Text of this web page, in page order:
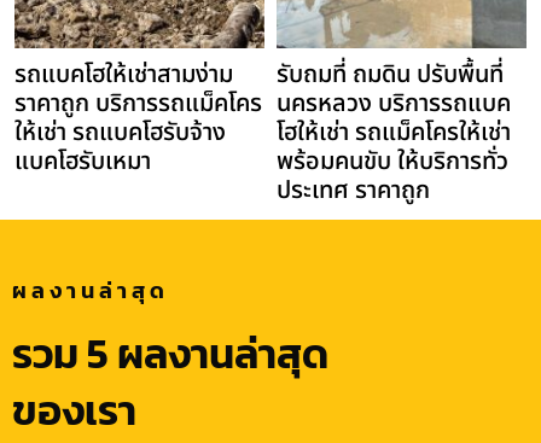
รถแบคโฮให้เช่าสามง่าม
ราคาถูก บริการรถแม็คโคร
ให้เช่า รถแบคโฮรับจ้าง
แบคโฮรับเหมา
รับถมที่ ถมดิน ปรับพื้นที่
นครหลวง บริการรถแบค
โฮให้เช่า รถแม็คโครให้เช่า
พร้อมคนขับ ให้บริการทั่ว
ประเทศ ราคาถูก
ผลงานล่าสุด
รวม 5 ผลงานล่าสุด
ของเรา